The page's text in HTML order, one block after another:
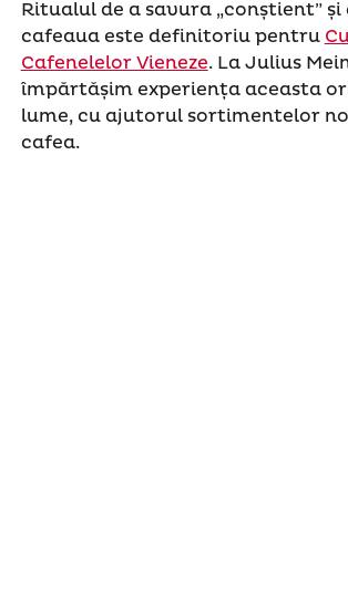
Ritualul de a savura „conștient”
cafeaua este definitoriu pentru
Cafenelelor Vieneze. La Julius
împărtășim experiența aceasta
lume, cu ajutorul sortimentelor
cafea.